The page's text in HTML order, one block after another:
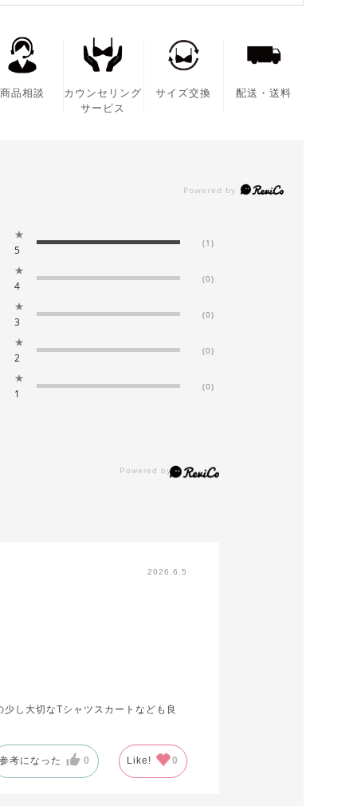
商品相談
カウンセリング
サービス
サイズ交換 配送・送料
★
5
(1)
★
4
(0)
★
3
(0)
★
2
(0)
★
1
(0)
2026.6.5
し大切なTシャツスカートなども良
参考になった 0 Like! 0